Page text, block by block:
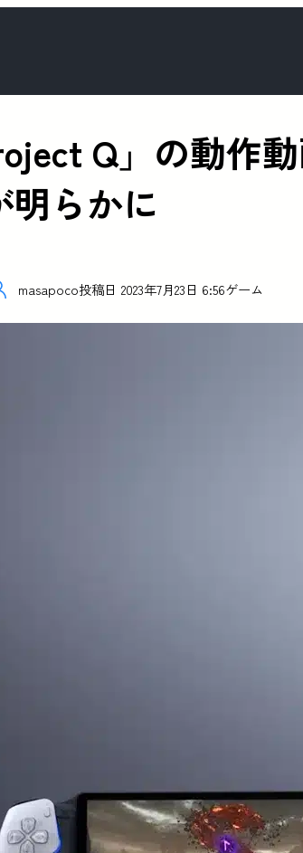
Q」の動作
らかに
masapoco投稿日 2023年7月23日 6:56ゲーム